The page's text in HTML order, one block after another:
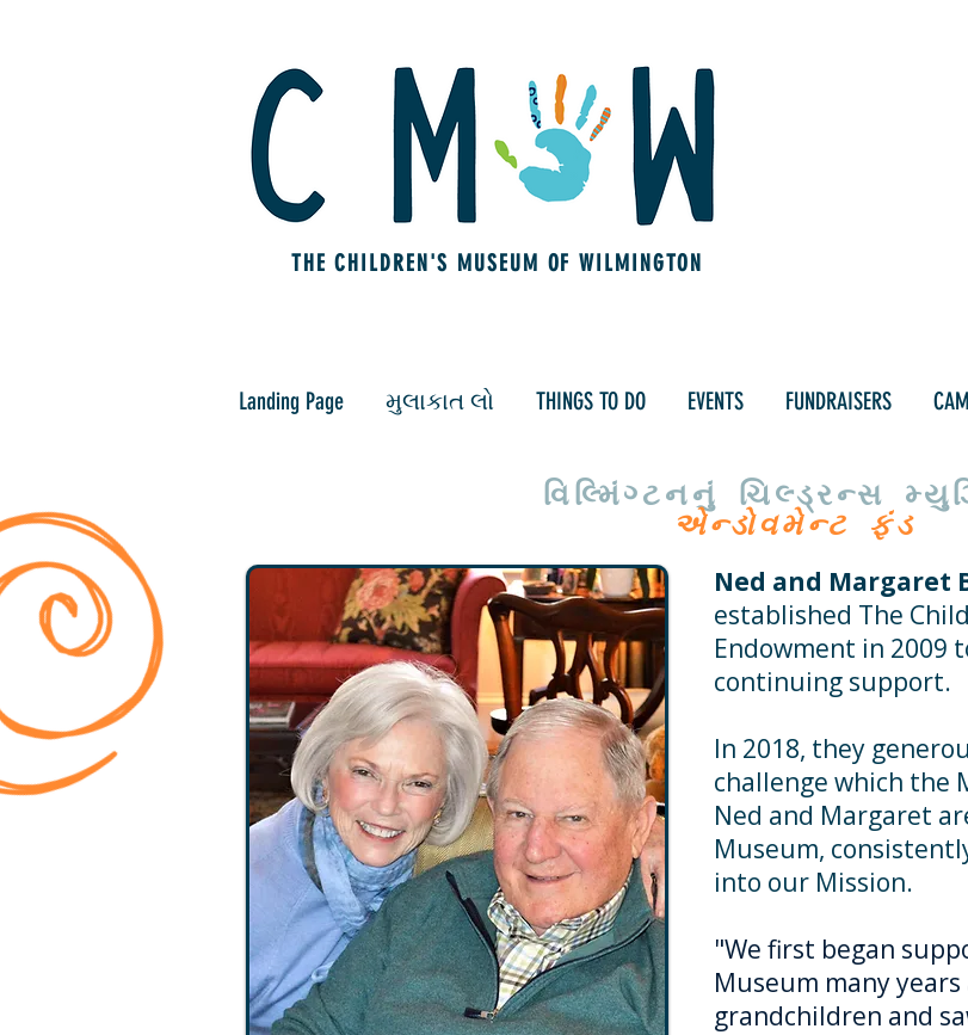
THE CHILDREN'S MUSEUM OF WILMINGTON
Landing Page મુલાકાત લો THINGS TO DO EVENTS FUNDRAISERS
વિલ્મિંગ્ટનનું ચિલ્ડ્રન્સ
એન્ડોવમેન્ટ ફંડ
Ned and Margaret
established The
Endowment in 2009
continuing support.
In 2018, they
challenge which the
Ned and Margaret
Museum,
into our Mission.
"We first began
Museum many
grandchildren and